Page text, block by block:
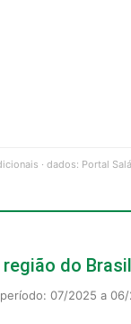
· dados: Portal
do Brasil
período: 07/2025 a